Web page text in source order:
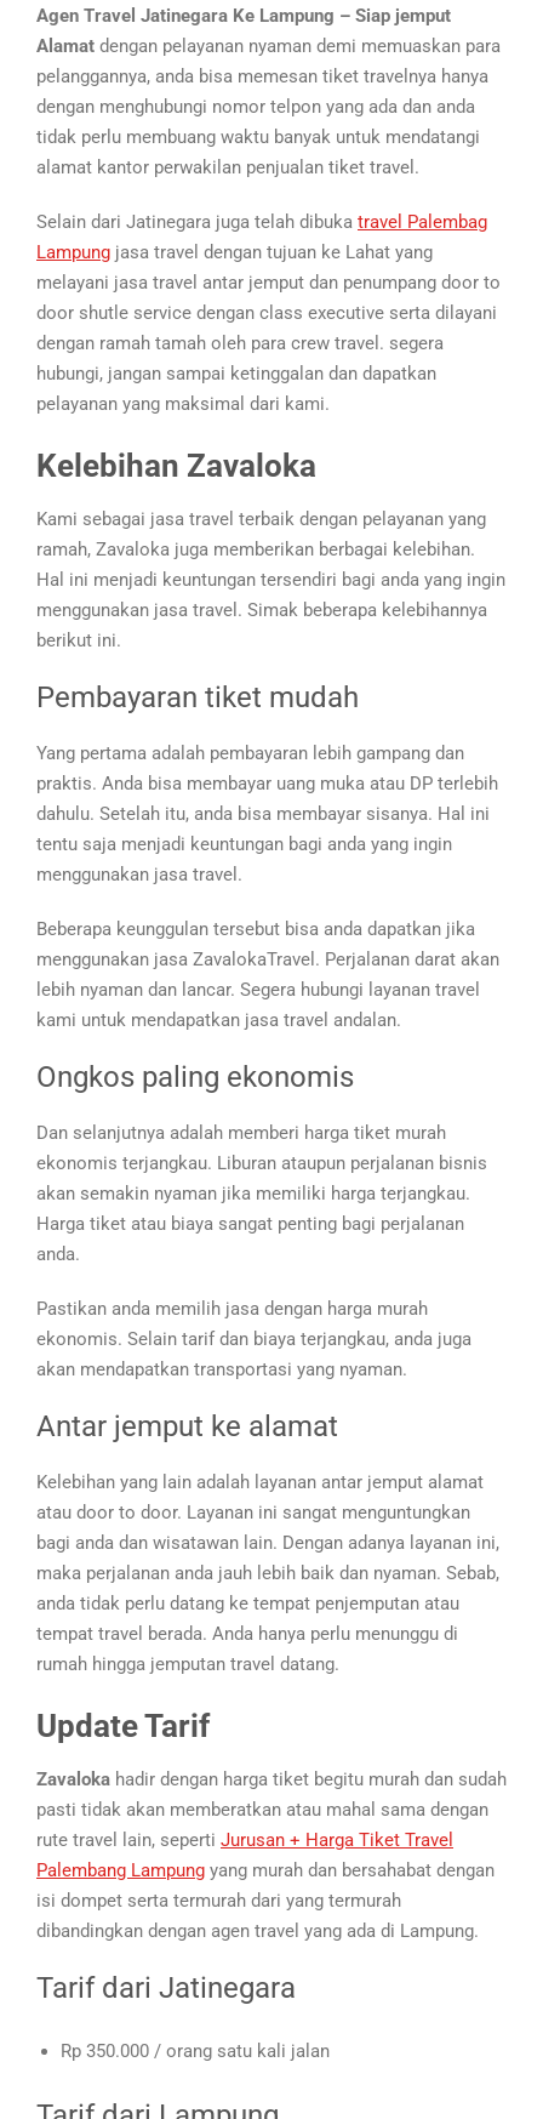
Agen Travel Jatinegara Ke Lampung – Siap jemput
Alamat dengan pelayanan nyaman demi memuaskan para
pelanggannya, anda bisa memesan tiket travelnya hanya
dengan menghubungi nomor telpon yang ada dan anda
tidak perlu membuang waktu banyak untuk mendatangi
alamat kantor perwakilan penjualan tiket travel.
Selain dari Jatinegara juga telah dibuka travel Palembag
Lampung jasa travel dengan tujuan ke Lahat yang
melayani jasa travel antar jemput dan penumpang door to
door shutle service dengan class executive serta dilayani
dengan ramah tamah oleh para crew travel. segera
hubungi, jangan sampai ketinggalan dan dapatkan
pelayanan yang maksimal dari kami.
Kelebihan Zavaloka
Kami sebagai jasa travel terbaik dengan pelayanan yang
ramah, Zavaloka juga memberikan berbagai kelebihan.
Hal ini menjadi keuntungan tersendiri bagi anda yang ingin
menggunakan jasa travel. Simak beberapa kelebihannya
berikut ini.
Pembayaran tiket mudah
Yang pertama adalah pembayaran lebih gampang dan
praktis. Anda bisa membayar uang muka atau DP terlebih
dahulu. Setelah itu, anda bisa membayar sisanya. Hal ini
tentu saja menjadi keuntungan bagi anda yang ingin
menggunakan jasa travel.
Beberapa keunggulan tersebut bisa anda dapatkan jika
menggunakan jasa ZavalokaTravel. Perjalanan darat akan
lebih nyaman dan lancar. Segera hubungi layanan travel
kami untuk mendapatkan jasa travel andalan.
Ongkos paling ekonomis
Dan selanjutnya adalah memberi harga tiket murah
ekonomis terjangkau. Liburan ataupun perjalanan bisnis
akan semakin nyaman jika memiliki harga terjangkau.
Harga tiket atau biaya sangat penting bagi perjalanan
anda.
Pastikan anda memilih jasa dengan harga murah
ekonomis. Selain tarif dan biaya terjangkau, anda juga
akan mendapatkan transportasi yang nyaman.
Antar jemput ke alamat
Kelebihan yang lain adalah layanan antar jemput alamat
atau door to door. Layanan ini sangat menguntungkan
bagi anda dan wisatawan lain. Dengan adanya layanan ini,
maka perjalanan anda jauh lebih baik dan nyaman. Sebab,
anda tidak perlu datang ke tempat penjemputan atau
tempat travel berada. Anda hanya perlu menunggu di
rumah hingga jemputan travel datang.
Update Tarif
Zavaloka hadir dengan harga tiket begitu murah dan sudah
pasti tidak akan memberatkan atau mahal sama dengan
rute travel lain, seperti Jurusan + Harga Tiket Travel
Palembang Lampung yang murah dan bersahabat dengan
isi dompet serta termurah dari yang termurah
dibandingkan dengan agen travel yang ada di Lampung.
Tarif dari Jatinegara
Rp 350.000 / orang satu kali jalan